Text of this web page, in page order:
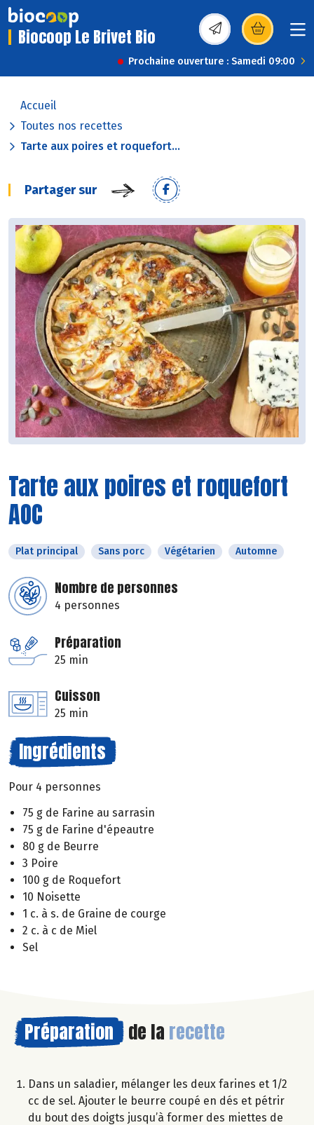
Biocoop Le Brivet Bio (s’ouvre dans une
Prochaine ouverture : Samedi 09:00
Accueil
Toutes nos recettes
Tarte aux poires et roquefort...
Partager sur
Tarte aux poires et roquefort
AOC
Plat principal Sans porc Végétarien Automne
Nombre de personnes
4 personnes
Préparation
25 min
Cuisson
25 min
Ingrédients
Pour 4 personnes
75 g de Farine au sarrasin
75 g de Farine d'épeautre
80 g de Beurre
3 Poire
100 g de Roquefort
10 Noisette
1 c. à s. de Graine de courge
2 c. à c de Miel
Sel
Préparation de la recette
Dans un saladier, mélanger les deux farines et 1/2
cc de sel. Ajouter le beurre coupé en dés et pétrir
du bout des doigts jusqu’à former des miettes de